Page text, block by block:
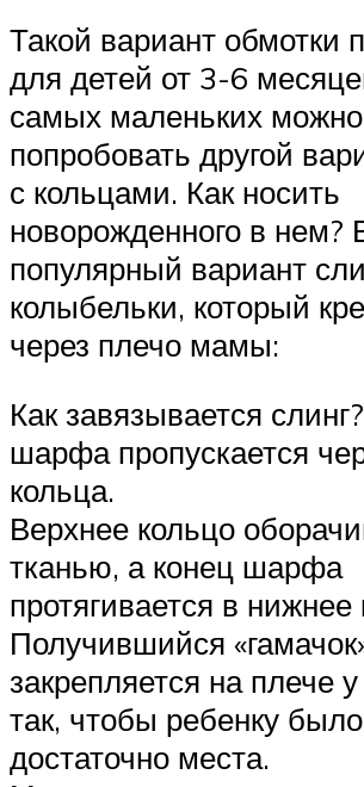
Такой вариант обмотки
для детей от 3-6
самых маленьких можно
попробовать другой
с кольцами. Как носить
новорожденного в нем?
популярный вариант
колыбельки, который
через плечо мамы:
Как завязывается
шарфа пропускается
кольца.
Верхнее кольцо
тканью, а конец шарфа
протягивается в нижнее
Получившийся
закрепляется на плече
так, чтобы ребенку было
достаточно места.